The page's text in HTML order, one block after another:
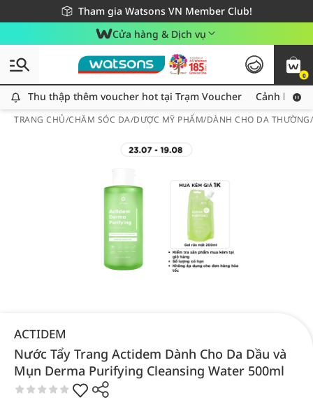
Tham gia Watsons VN Member Club!
Miễn phí giao hàng cho đơn hàng từ 249,000Đ
Giao hàng nhanh 24h - Áp dụng khu vực TP. Hồ Chí Minh
Cửa hàng & Dịch vụ
0
Thu thập thêm voucher hot tại Trạm Voucher
Thu thập thêm voucher hot tại Trạm Voucher Cảnh báo
TRANG CHỦ/CHĂM SÓC DA/DƯỢC MỸ PHẨM/DÀNH CHO DA
ACTIDEM
Nước Tẩy Trang Actidem Dành Cho Da Dầu và
Mụn Derma Purifying Cleansing Water 500ml